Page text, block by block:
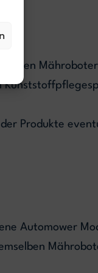
den
Produkte
Automower